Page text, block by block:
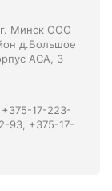
Минск ООО
д.Большое
АСА, 3
17-223-
93, +375-17-